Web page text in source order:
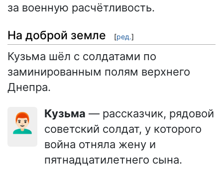
за военную расчётливость.
На доброй земле [ред.]
Кузьма шёл с солдатами по
заминированным полям верхнего
Днепра.
👨🏻‍🦰 Кузьма — рассказчик, рядовой
советский солдат, у которого
война отняла жену и
пятнадцатилетнего сына.